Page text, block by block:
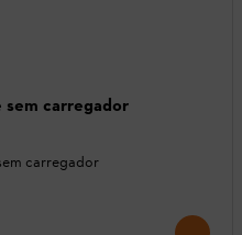
sem carregador
carregador